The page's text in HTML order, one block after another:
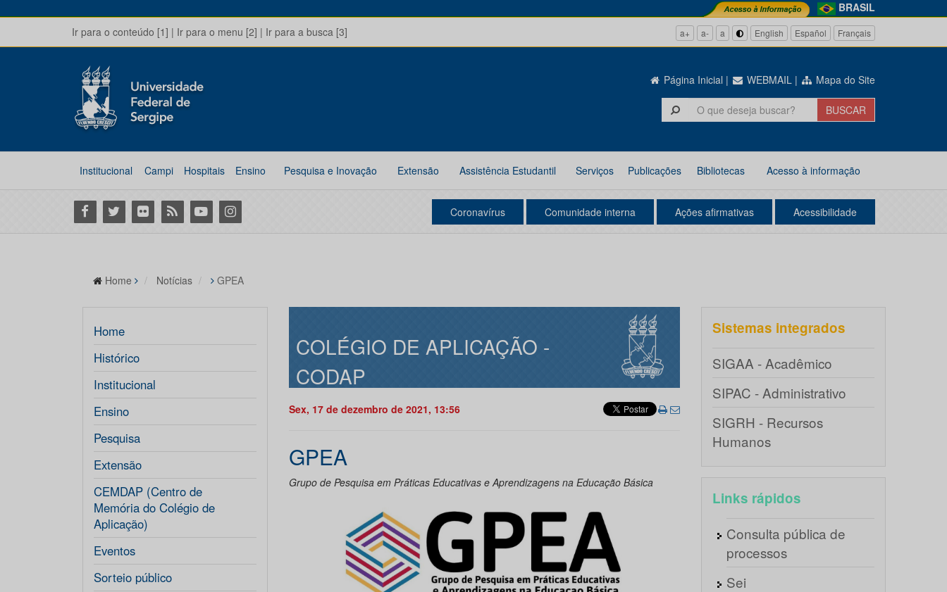
BRASIL
Ir para o conteúdo [1] | Ir para o menu [2] | Ir para a busca [3] a+ a- a English Español Français
Página Inicial | WEBMAIL | Mapa do Site
Institucional Campi Hospitais Ensino Pesquisa e Inovação Extensão Assistência Estudantil Serviços Publicações Bibliotecas Acesso à informação
Facebook
Twitter Flickr RSS YoutubeInstagram Coronavírus Comunidade interna Ações afirmativas Acessibilidade
Home Notícias GPEA
Home
Histórico
Institucional
Ensino
Pesquisa
Extensão
CEMDAP (Centro de
Memória do Colégio de
Aplicação)
Eventos
Sorteio público
COLÉGIO DE APLICAÇÃO -
CODAP
Sex, 17 de dezembro de 2021, 13:56
GPEA
Grupo de Pesquisa em Práticas Educativas e Aprendizagens na Educação Básica
Sistemas integrados
SIGAA - Acadêmico
SIPAC - Administrativo
SIGRH - Recursos
Humanos
Links rápidos
Consulta pública de
processos
Sei